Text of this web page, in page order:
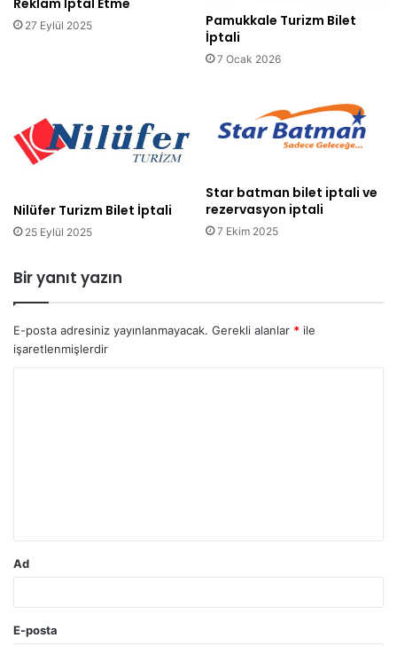
Reklam İptal Etme
27 Eylül 2025
Pamukkale Turizm Bilet
İptali
7 Ocak 2026
Nilüfer Turizm Bilet İptali
25 Eylül 2025
Star batman bilet iptali ve
rezervasyon iptali
7 Ekim 2025
Bir yanıt yazın
E-posta adresiniz yayınlanmayacak. Gerekli alanlar * ile
işaretlenmişlerdir
Ad
E-posta